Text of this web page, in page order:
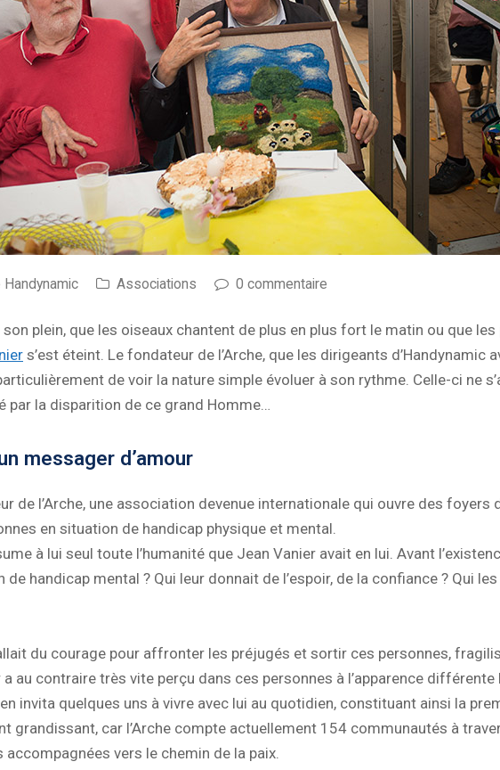
Handynamic Associations 0 commentaire
plein, que les oiseaux chantent de plus en plus fort le matin ou que
s’est éteint. Le fondateur de l’Arche, que les dirigeants d’Handynamic
de voir la nature simple évoluer à son rythme. Celle-ci ne
par la disparition de ce grand Homme…
messager d’amour
de l’Arche, une association devenue internationale qui ouvre des foyers
en situation de handicap physique et mental.
à lui seul toute l’humanité que Jean Vanier avait en lui. Avant
handicap mental ? Qui leur donnait de l’espoir, de la confiance ? Qui
du courage pour affronter les préjugés et sortir ces personnes,
au contraire très vite perçu dans ces personnes à l’apparence
en invita quelques uns à vivre avec lui au quotidien, constituant ainsi la
grandissant, car l’Arche compte actuellement 154 communautés à
accompagnées vers le chemin de la paix.